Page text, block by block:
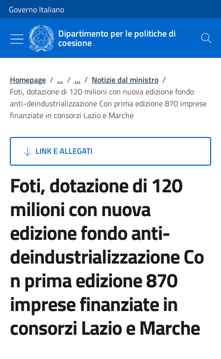
Vai al contenuto
Vai alla navigazione del sito
Governo Italiano
Dipartimento per le politiche di
coesione Cerca
Homepage / ... / ... / Notizie dal ministro /
Foti, dotazione di 120 milioni con nuova edizione fondo
anti-deindustrializzazione Con prima edizione 870 imprese
finanziate in consorzi Lazio e Marche
LINK E ALLEGATI
Foti, dotazione di 120
milioni con nuova
edizione fondo anti-
deindustrializzazione Co
n prima edizione 870
imprese finanziate in
consorzi Lazio e Marche